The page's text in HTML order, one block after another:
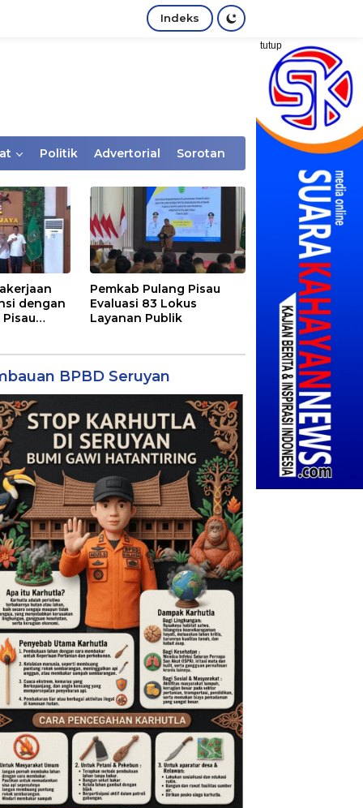
Indeks
tutup
Politik Advertorial Sorotan
dengan
Pemkab Pulang Pisau
Evaluasi 83 Lokus
Layanan Publik
BPBD Seruyan